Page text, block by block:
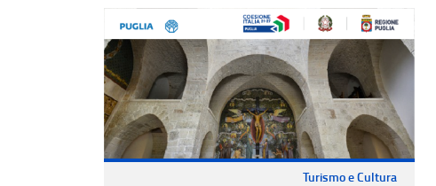
Turismo e Cultura